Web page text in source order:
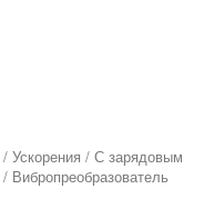
/ Ускорения / С зарядовым
/ Вибропреобразователь